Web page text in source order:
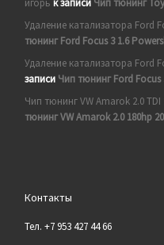
Удаление катализатора Ford
тюнинг Ford Focus 3 1.6
Удаление катализатора Ford
записи Чип тюнинг Ford Focus
Чип тюнинг VW Amarok 2.0 TDI
тюнинг VW Amarok 2.0 180hp
Контакты
Тел. +7 953 427 44 66